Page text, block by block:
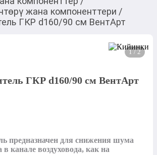
жана компоненттери /
ГКР d160/90 см ВентАрт
1 / 2
ГКР d160/90 см ВентАрт
предназначен для снижения шума
в канале воздуховода, как на